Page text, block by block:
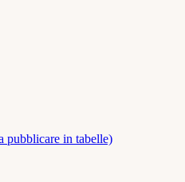
pubblicare in tabelle)